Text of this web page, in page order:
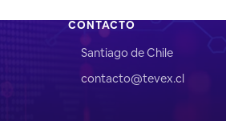
CONTACTO
Santiago de Chile
contacto@tevex.cl